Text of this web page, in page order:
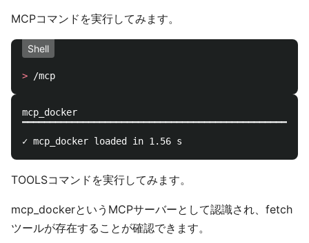
MCPコマンドを実行してみます。
Shell
>
mcp_docker
TOOLSコマンドを実行してみます。
mcp_dockerというMCPサーバーとして認識され、fetch
ツールが存在することが確認できます。